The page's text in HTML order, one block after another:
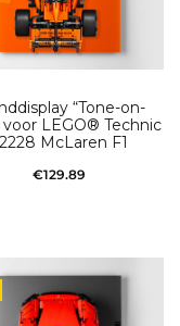
“Tone-on-
voor LEGO® Technic
McLaren F1
€129.89